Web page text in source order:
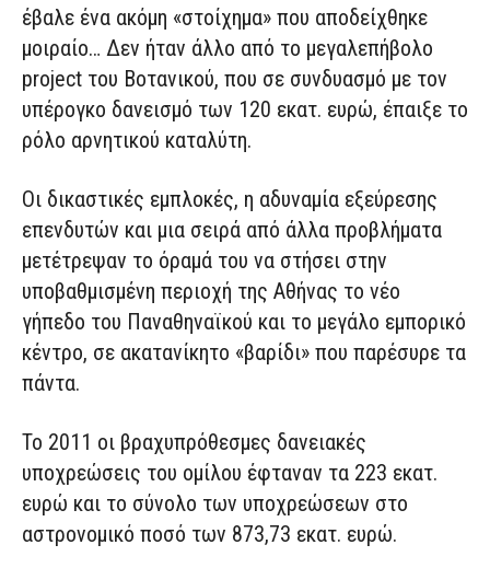
έβαλε ένα ακόμη «στοίχημα» που αποδείχθηκε
μοιραίο… Δεν ήταν άλλο από το μεγαλεπήβολο
project του Βοτανικού, που σε συνδυασμό με τον
υπέρογκο δανεισμό των 120 εκατ. ευρώ, έπαιξε το
ρόλο αρνητικού καταλύτη.
Οι δικαστικές εμπλοκές, η αδυναμία εξεύρεσης
επενδυτών και μια σειρά από άλλα προβλήματα
μετέτρεψαν το όραμά του να στήσει στην
υποβαθμισμένη περιοχή της Αθήνας το νέο
γήπεδο του Παναθηναϊκού και το μεγάλο εμπορικό
κέντρο, σε ακατανίκητο «βαρίδι» που παρέσυρε τα
πάντα.
Το 2011 οι βραχυπρόθεσμες δανειακές
υποχρεώσεις του ομίλου έφταναν τα 223 εκατ.
ευρώ και το σύνολο των υποχρεώσεων στο
αστρονομικό ποσό των 873,73 εκατ. ευρώ.